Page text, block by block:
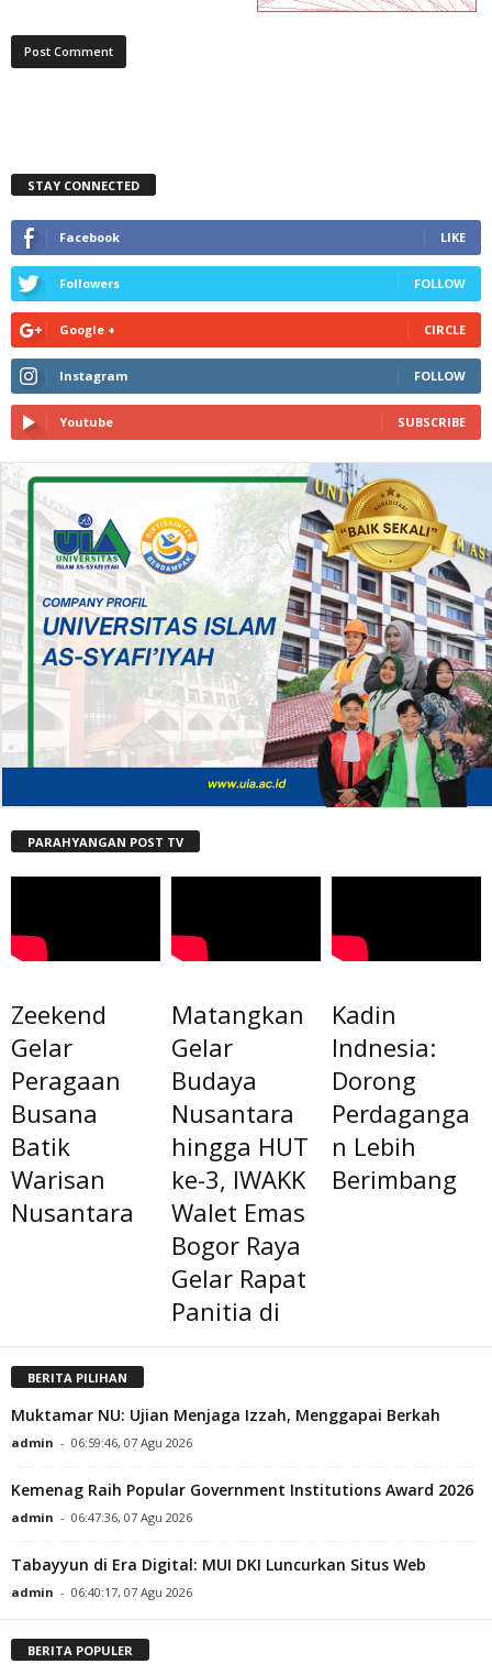
STAY CONNECTED
Facebook LIKE
Followers FOLLOW
Google + CIRCLE
Instagram FOLLOW
Youtube SUBSCRIBE
PARAHYANGAN POST TV
Zeekend
Gelar
Peragaan
Busana
Batik
Warisan
Nusantara
Matangkan
Gelar
Budaya
Nusantara
hingga HUT
ke-3, IWAKK
Walet Emas
Bogor Raya
Gelar Rapat
Panitia di
Kadin
Indnesia:
Dorong
Perdaganga
n Lebih
Berimbang
BERITA PILIHAN
Muktamar NU: Ujian Menjaga Izzah, Menggapai Berkah
admin - 06:59:46, 07 Agu 2026
Kemenag Raih Popular Government Institutions Award 2026
admin - 06:47:36, 07 Agu 2026
Tabayyun di Era Digital: MUI DKI Luncurkan Situs Web
admin - 06:40:17, 07 Agu 2026
BERITA POPULER